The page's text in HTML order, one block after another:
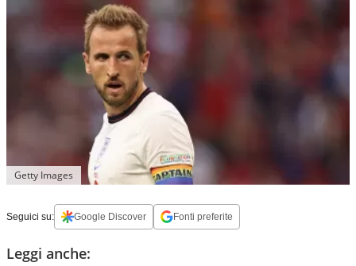
Getty Images
Seguici su: Google Discover Fonti preferite
Leggi anche: